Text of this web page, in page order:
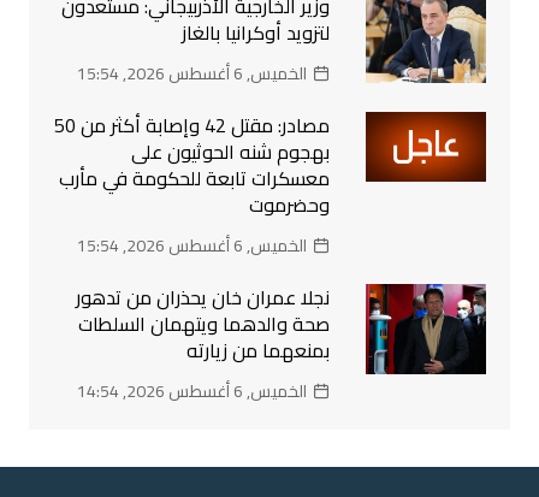
لتزويد أوكرانيا بالغاز
الخميس, 6 أغسطس 2026, 15:54
مصادر: مقتل 42 وإصابة أكثر من 50
بهجوم شنه الحوثيون على
معسكرات تابعة للحكومة في مأرب
وحضرموت
الخميس, 6 أغسطس 2026, 15:54
نجلا عمران خان يحذران من تدهور
صحة والدهما ويتهمان السلطات
بمنعهما من زيارته
الخميس, 6 أغسطس 2026, 14:54